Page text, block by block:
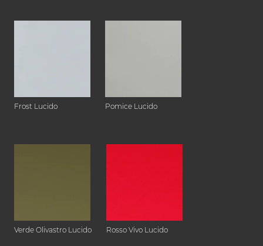
Frost Lucido Pomice Lucido
Verde Olivastro Lucido Rosso Vivo Lucido